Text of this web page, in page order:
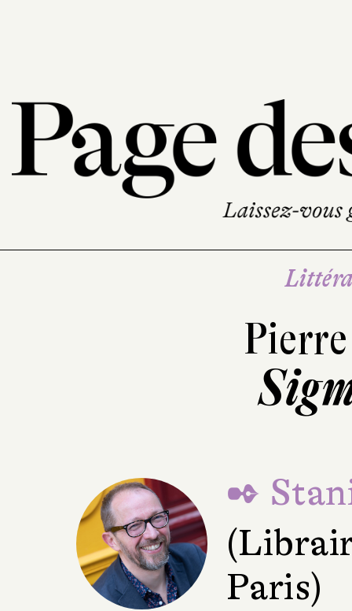
✒
Paris)